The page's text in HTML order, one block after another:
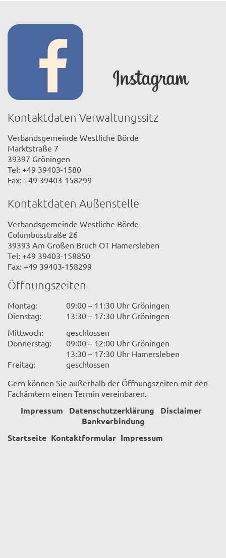
Kontaktdaten Verwaltungssitz
Verbandsgemeinde Westliche Börde
Marktstraße 7
39397 Gröningen
Tel: +49 39403-1580
Fax: +49 39403-158299
Kontaktdaten Außenstelle
Verbandsgemeinde Westliche Börde
Columbusstraße 26
39393 Am Großen Bruch OT Hamersleben
Tel: +49 39403-158850
Fax: +49 39403-158299
Öffnungszeiten
Montag:
09:00 – 11:30 Uhr Gröningen
Dienstag:
13:30 – 17:30 Uhr Gröningen
Mittwoch:
geschlossen
Donnerstag:
09:00 – 12:00 Uhr Gröningen
13:30 – 17:30 Uhr Hamersleben
Freitag:
geschlossen
Gern können Sie außerhalb der Öffnungszeiten mit den
Fachämtern einen Termin vereinbaren.
Impressum Datenschutzerklärung
Disclaimer
Bankverbindung
Startseite Kontaktformular Impressum